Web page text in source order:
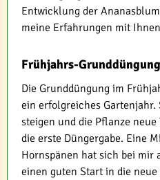
Entwicklung der
meine Erfahrungen mit
Frühjahrs-Grunddüngung
Die Grunddüngung im
ein erfolgreiches Gartenjahr.
steigen und die Pflanze
die erste Düngergabe. Eine
Hornspänen hat sich bei mir
einen guten Start in die neue